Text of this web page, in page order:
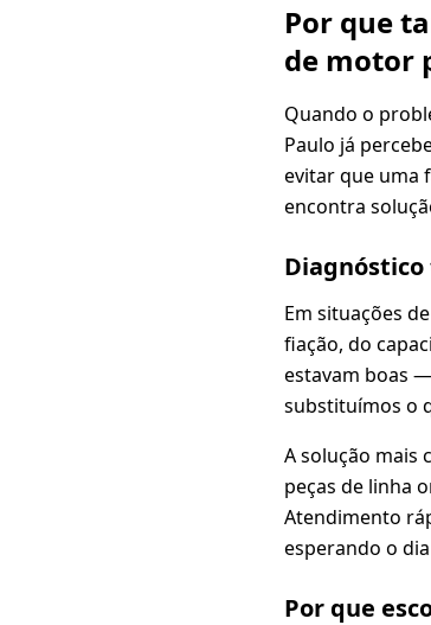
Por que
de motor
Quando o
Paulo já
evitar que uma
encontra
Em situações de
fiação, do
estavam boas
substituímos o
A solução mais
peças de linha
Atendimento
esperando o
Por que